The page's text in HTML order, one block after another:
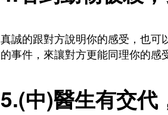
真誠的跟對方說明你的感受，也可
的事件，來讓對方更能同理你的感
5.(中)醫生有交代